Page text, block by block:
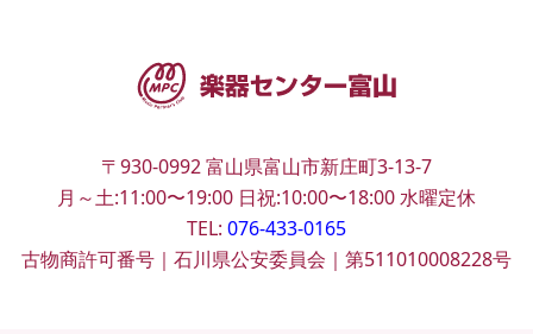
〒930-0992富山県富山市新庄町3-13-7
月～土:11:00〜19:00 日祝:10:00〜18:00水曜定休
TEL: 076-433-0165
古物商許可番号｜石川県公安委員会｜第511010008228号